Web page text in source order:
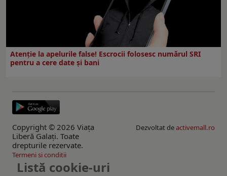
Atenție la apelurile false! Escrocii folosesc numărul SRI
pentru a cere date și bani
Copyright © 2026 Viaţa
Liberă Galaţi. Toate
drepturile rezervate.
Dezvoltat deactivemall.ro
Termeni si conditii
Listă cookie-uri